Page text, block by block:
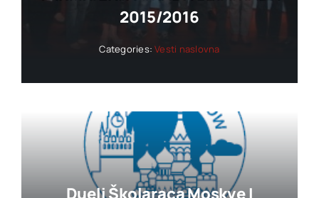
2015/2016
Categories:Vesti naslovna